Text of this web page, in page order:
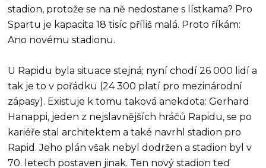
stadion, protože se na ně nedostane s lístkama? Pro
Spartu je kapacita 18 tisíc příliš malá. Proto říkám:
Ano novému stadionu.
U Rapidu byla situace stejná; nyní chodí 26 000 lidí a
tak je to v pořádku (24 300 platí pro mezinárodní
zápasy). Existuje k tomu taková anekdota: Gerhard
Hanappi, jeden z nejslavnějších hráčů Rapidu, se po
kariéře stal architektem a také navrhl stadion pro
Rapid. Jeho plán však nebyl dodržen a stadion byl v
70. letech postaven jinak. Ten nový stadion teď